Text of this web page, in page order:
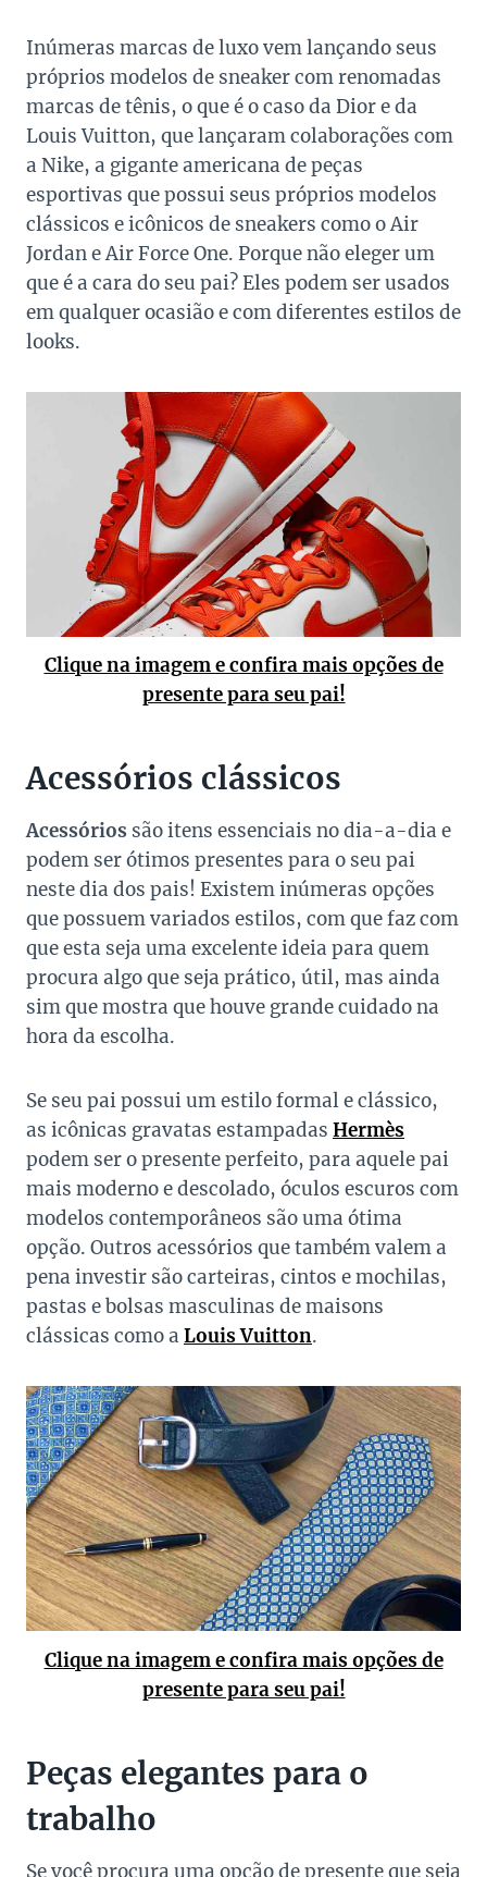
Inúmeras marcas de luxo vem lançando seus
próprios modelos de sneaker com renomadas
marcas de tênis, o que é o caso da Dior e da
Louis Vuitton, que lançaram colaborações com
a Nike, a gigante americana de peças
esportivas que possui seus próprios modelos
clássicos e icônicos de sneakers como o Air
Jordan e Air Force One. Porque não eleger um
que é a cara do seu pai? Eles podem ser usados
em qualquer ocasião e com diferentes estilos de
looks.
Clique na imagem e confira mais opções de
presente para seu pai!
Acessórios clássicos
Acessórios são itens essenciais no dia-a-dia e
podem ser ótimos presentes para o seu pai
neste dia dos pais! Existem inúmeras opções
que possuem variados estilos, com que faz com
que esta seja uma excelente ideia para quem
procura algo que seja prático, útil, mas ainda
sim que mostra que houve grande cuidado na
hora da escolha.
Se seu pai possui um estilo formal e clássico,
as icônicas gravatas estampadas Hermès
podem ser o presente perfeito, para aquele pai
mais moderno e descolado, óculos escuros com
modelos contemporâneos são uma ótima
opção. Outros acessórios que também valem a
pena investir são carteiras, cintos e mochilas,
pastas e bolsas masculinas de maisons
clássicas como a Louis Vuitton.
Clique na imagem e confira mais opções de
presente para seu pai!
Peças elegantes para o
trabalho
Se você procura uma opção de presente que seja